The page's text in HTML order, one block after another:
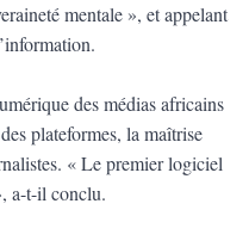
mentale », et appelant
des médias africains
plateformes, la maîtrise
« Le premier logiciel
a-t-il conclu.